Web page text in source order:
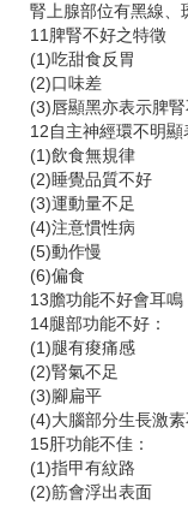
腎上腺部位有黑線、
11脾腎不好之特徵
(1)吃甜食反胃
(2)口味差
(3)唇顯黑亦表示脾
12自主神經環不明顯
(1)飲食無規律
(2)睡覺品質不好
(3)運動量不足
(4)注意慣性病
(5)動作慢
(6)偏食
13膽功能不好會耳
14腿部功能不好：
(1)腿有痠痛感
(2)腎氣不足
(3)腳扁平
(4)大腦部分生長激素
15肝功能不佳：
(1)指甲有紋路
(2)筋會浮出表面